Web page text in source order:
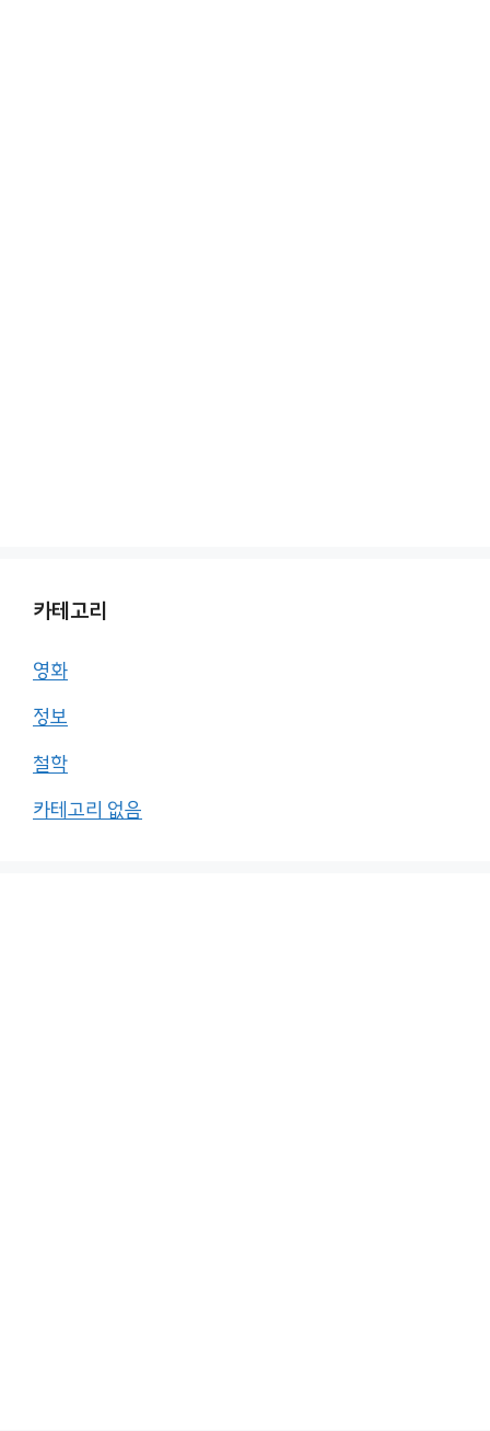
카테고리
영화
정보
철학
카테고리 없음